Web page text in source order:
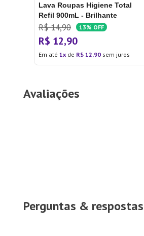
Lava Roupas Higiene Total
Refil 900mL - Brilhante
R$ 14,90 13% OFF
R$ 12,90
Em até 1 de R$ 12,90sem juros
Avaliações
Perguntas & respostas